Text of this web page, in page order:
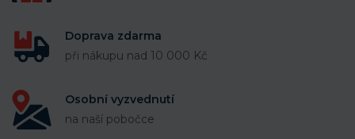
Doprava zdarma
při nákupu nad 10 000 Kč
Osobní vyzvednutí
na naší pobočce